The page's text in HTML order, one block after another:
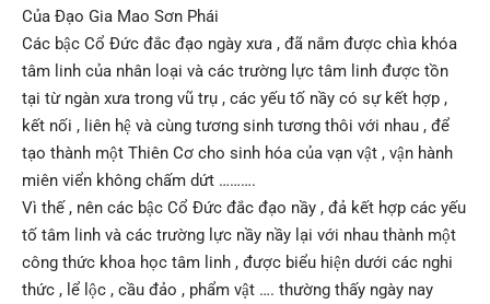
Của Đạo Gia Mao Sơn Phái
Các bậc Cổ Đức đắc đạo ngày xưa , đã nắm được chìa khóa
tâm linh của nhân loại và các trường lực tâm linh được tồn
tại từ ngàn xưa trong vũ trụ , các yếu tố nầy có sự kết hợp ,
kết nối , liên hệ và cùng tương sinh tương thôi với nhau , để
tạo thành một Thiên Cơ cho sinh hóa của vạn vật , vận hành
miên viển không chấm dứt ……….
Vì thế , nên các bậc Cổ Đức đắc đạo nầy , đả kết hợp các yếu
tố tâm linh và các trường lực nầy nầy lại với nhau thành một
công thức khoa học tâm linh , được biểu hiện dưới các nghi
thức , lể lộc , cầu đảo , phẩm vật …. thường thấy ngày nay